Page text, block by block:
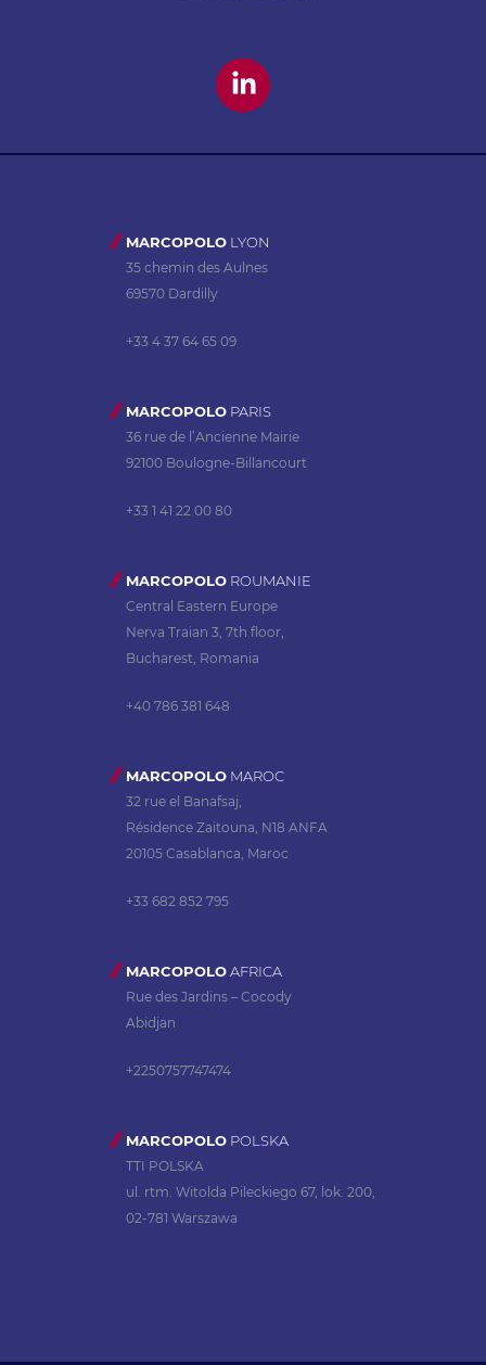
MARCOPOLOLYON
35 chemin des Aulnes
69570 Dardilly
+33 4 37 64 65 09
MARCOPOLOPARIS
36 rue de l’Ancienne Mairie
92100 Boulogne-Billancourt
+33 1 41 22 00 80
MARCOPOLOROUMANIE
Central Eastern Europe
Nerva Traian 3, 7th floor,
Bucharest, Romania
+40 786 381 648
MARCOPOLOMAROC
32 rue el Banafsaj,
Résidence Zaitouna, N18 ANFA
20105 Casablanca, Maroc
+33 682 852 795
MARCOPOLOAFRICA
Rue des Jardins – Cocody
Abidjan
+2250757747474
MARCOPOLOPOLSKA
TTI POLSKA
ul. rtm. Witolda Pileckiego 67, lok. 200,
02-781 Warszawa